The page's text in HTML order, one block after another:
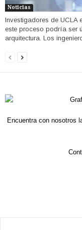
Noticias
Investigadores de UCLA
este proceso podría ser
arquitectura. Los
Encuentra con nosotros